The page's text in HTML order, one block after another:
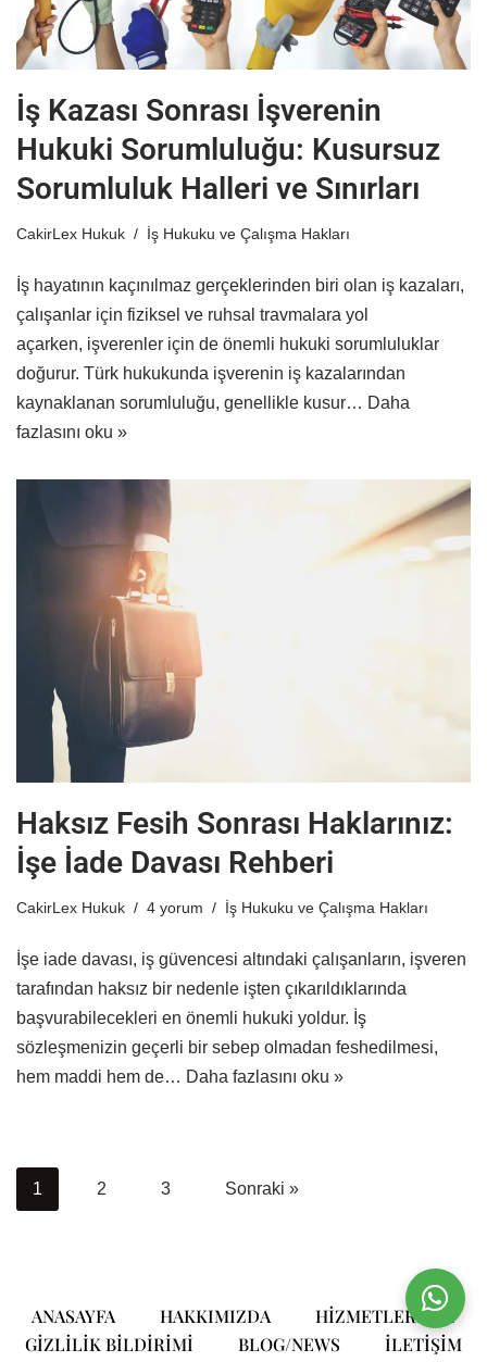
İş Kazası Sonrası İşverenin
Hukuki Sorumluluğu: Kusursuz
Sorumluluk Halleri ve Sınırları
CakirLex Hukuk İş Hukuku ve Çalışma Hakları
İş hayatının kaçınılmaz gerçeklerinden biri olan iş kazaları,
çalışanlar için fiziksel ve ruhsal travmalara yol
açarken, işverenler için de önemli hukuki sorumluluklar
doğurur. Türk hukukunda işverenin iş kazalarından
kaynaklanan sorumluluğu, genellikle kusur… Daha
fazlasını oku »
Haksız Fesih Sonrası Haklarınız:
İşe İade Davası Rehberi
CakirLex Hukuk 4 yorum İş Hukuku ve Çalışma Hakları
İşe iade davası, iş güvencesi altındaki çalışanların, işveren
tarafından haksız bir nedenle işten çıkarıldıklarında
başvurabilecekleri en önemli hukuki yoldur. İş
sözleşmenizin geçerli bir sebep olmadan feshedilmesi,
hem maddi hem de… Daha fazlasını oku »
1 2 3 Sonraki »
ANASAYFA HAKKIMIZDA
HIZMETLERIMIZ
GIZLILIK BILDIRIMI
BLOG/NEWS ILETIŞIM